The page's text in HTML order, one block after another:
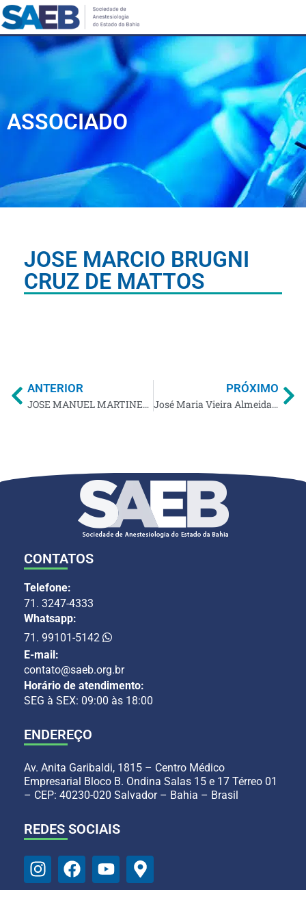
ASSOCIADO
JOSE MARCIO BRUGNI
CRUZ DE MATTOS
ANTERIOR
JOSE MANUEL MARTINEZ CORTEZ
PRÓXIMO
José Maria Vieira Almeida Júnior
CONTATOS
Telefone:
71. 3247-4333
Whatsapp:
71. 99101-5142
E-mail:
contato@saeb.org.br
Horário de atendimento:
SEG à SEX: 09:00 às 18:00
ENDEREÇO
Av. Anita Garibaldi, 1815 – Centro Médico
Empresarial Bloco B. Ondina Salas 15 e 17 Térreo 01
– CEP: 40230-020 Salvador – Bahia – Brasil
REDES SOCIAIS